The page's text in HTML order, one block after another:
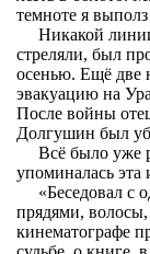
темноте я
Никакой
стреляли, был
осенью. Ещё две
эвакуацию на
После войны
Долгушин был
Всё было уже
упоминалась эта
«Беседовал с
прядями, волосы,
кинематографе